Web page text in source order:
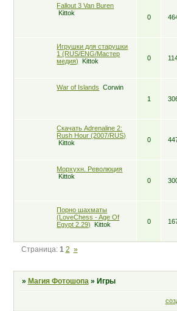
Fallout 3 Van Buren
Kittok
0
Игрушки для старушки
1 (RUS/ENG/Мастер
медия)
Kittok 0
War of Islands
Corwin
1
Скачать Adrenaline 2:
Rush Hour (2007/RUS)
Kittok
0
Морхухн. Революция
Kittok
0
Порно шахматы
(LoveChess - Age Of
Egypt 2.29)
Kittok 0
Страница: 1 2 »
» Магия Фотошопа » Игры